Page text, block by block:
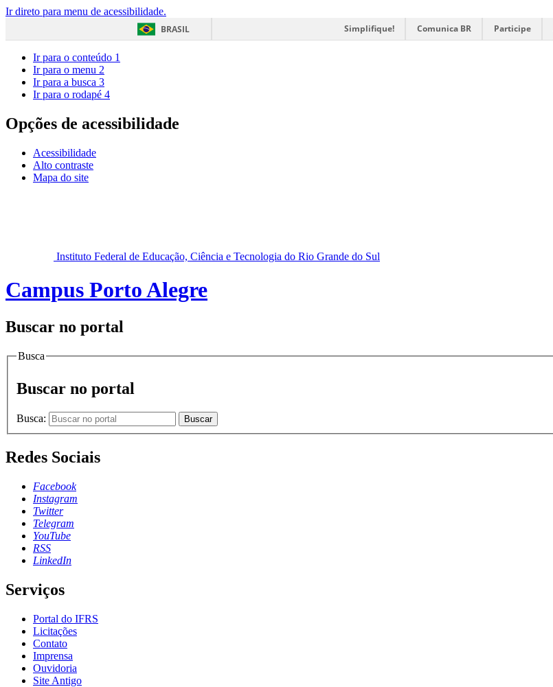
Ir direto para menu de acessibilidade.
BRASIL
Simplifique! Comunica BR Participe
Ir para o conteúdo 1
Ir para o menu 2
Ir para a busca 3
Ir para o rodapé 4
Opções de acessibilidade
Acessibilidade
Alto contraste
Mapa do site
Instituto Federal de Educação, Ciência e Tecnologia do Rio Grande do Sul
Campus Porto Alegre
Buscar no portal
Busca
Buscar no portal
Busca: Buscar
Redes Sociais
Facebook
Instagram
Twitter
Telegram
YouTube
RSS
LinkedIn
Serviços
Portal do IFRS
Licitações
Contato
Imprensa
Ouvidoria
Site Antigo